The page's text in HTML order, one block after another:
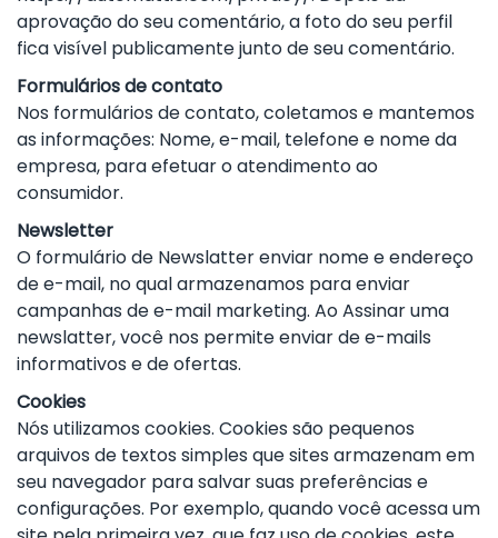
aprovação do seu comentário, a foto do seu perfil
fica visível publicamente junto de seu comentário.
Formulários de contato
Nos formulários de contato, coletamos e mantemos
as informações: Nome, e-mail, telefone e nome da
empresa, para efetuar o atendimento ao
consumidor.
Newsletter
O formulário de Newslatter enviar nome e endereço
de e-mail, no qual armazenamos para enviar
campanhas de e-mail marketing. Ao Assinar uma
newslatter, você nos permite enviar de e-mails
informativos e de ofertas.
Cookies
Nós utilizamos cookies. Cookies são pequenos
arquivos de textos simples que sites armazenam em
seu navegador para salvar suas preferências e
configurações. Por exemplo, quando você acessa um